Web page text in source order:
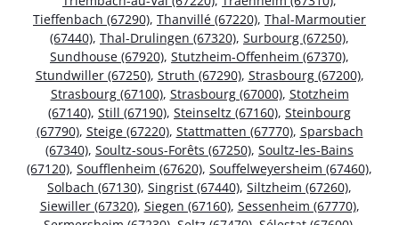
Tieffenbach (67290), Thanvillé (67220), Thal-Marmoutier
(67440), Thal-Drulingen (67320), Surbourg (67250),
Sundhouse (67920), Stutzheim-Offenheim (67370),
Stundwiller (67250), Struth (67290), Strasbourg (67200),
Strasbourg (67100), Strasbourg (67000), Stotzheim
(67140), Still (67190), Steinseltz (67160), Steinbourg
(67790), Steige (67220), Stattmatten (67770), Sparsbach
(67340), Soultz-sous-Forêts (67250), Soultz-les-Bains
(67120), Soufflenheim (67620), Souffelweyersheim (67460),
Solbach (67130), Singrist (67440), Siltzheim (67260),
Siewiller (67320), Siegen (67160), Sessenheim (67770),